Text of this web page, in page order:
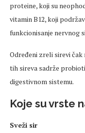
proteine, koji su
vitamin B12, koji
funkcionisanje nervnog
Određeni zreli sirevi
tih sireva sadrže
digestivnom sistemu.
Koje su vrste
Sveži sir